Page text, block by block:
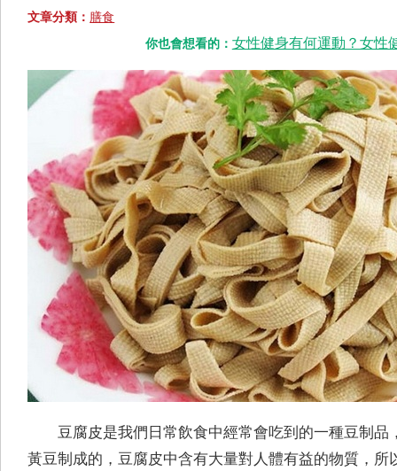
文章分類： 膳食
你也會想看的： 女性健身有何運動？女性
豆腐皮是我們日常飲食中經常會吃到的一種豆制品
黃豆制成的，豆腐皮中含有大量對人體有益的物質，所